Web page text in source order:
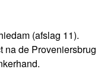
(afslag 11).
na de Proveniersbrug